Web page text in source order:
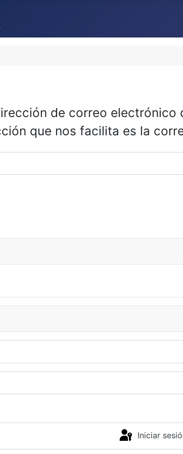
de correo
que nos facilita es la
Iniciar